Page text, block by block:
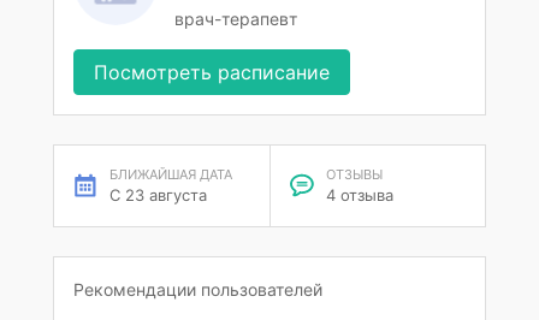
врач-терапевт
Посмотреть расписание
БЛИЖАЙШАЯ ДАТА
С 23 августа
ОТЗЫВЫ
4 отзыва
Рекомендации пользователей